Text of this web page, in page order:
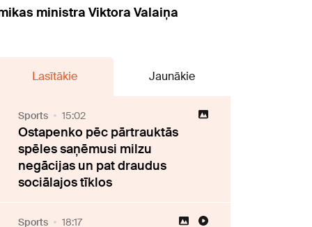
ministra Viktora Valaiņa
Lasītākie Jaunākie
Sports 15:02
Ostapenko pēc pārtrauktās
spēles saņēmusi milzu
negācijas un pat draudus
sociālajos tīklos
Sports 18:17